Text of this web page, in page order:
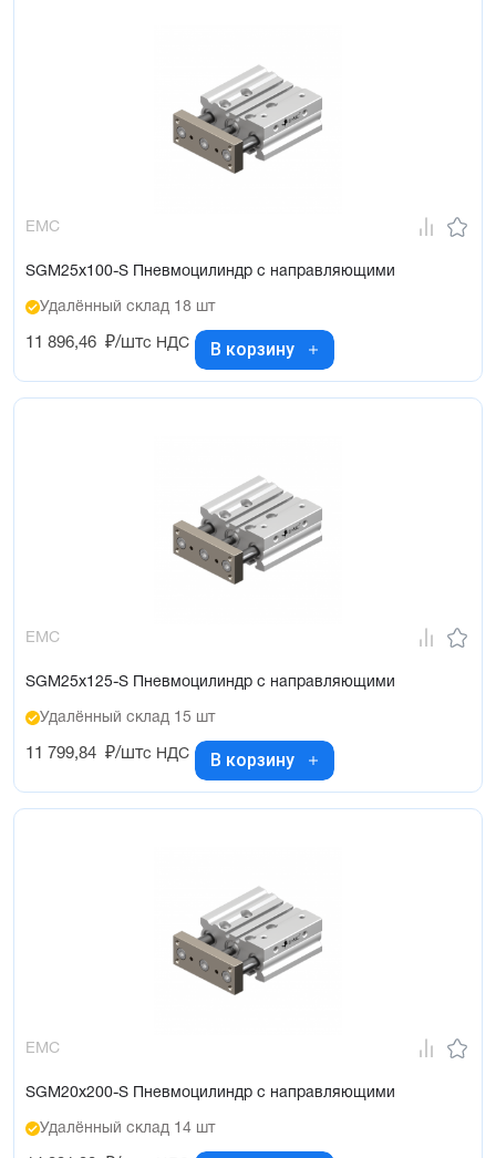
EMC
SGM25x100-S Пневмоцилиндр с направляющими
Удалённый склад 18 шт
11 896,46 ₽/штс НДС В корзину
EMC
SGM25x125-S Пневмоцилиндр с направляющими
Удалённый склад 15 шт
11 799,84 ₽/штс НДС В корзину
EMC
SGM20x200-S Пневмоцилиндр с направляющими
Удалённый склад 14 шт